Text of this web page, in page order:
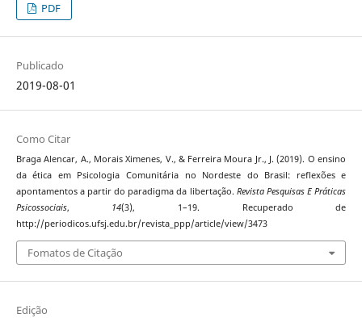
PDF
Publicado
2019-08-01
Como Citar
Braga Alencar, A., Morais Ximenes, V., & Ferreira Moura Jr., J. (2019). O ensino
da ética em Psicologia Comunitária no Nordeste do Brasil: reflexões e
apontamentos a partir do paradigma da libertação. Revista Pesquisas E Práticas
Psicossociais, 14(3), 1–19. Recuperado de
http://periodicos.ufsj.edu.br/revista_ppp/article/view/3473
Fomatos de Citação
Edição